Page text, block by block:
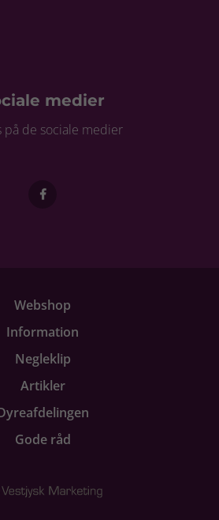
medier
på de sociale medier
Webshop
Information
Negleklip
Artikler
Gode råd